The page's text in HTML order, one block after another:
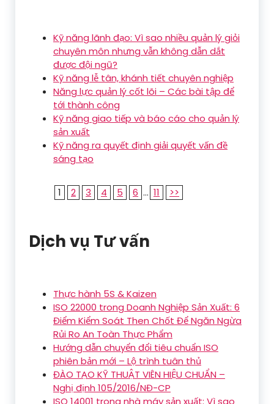
Kỹ năng lãnh đạo: Vì sao nhiều quản lý giỏi
chuyên môn nhưng vẫn không dẫn dắt
được đội ngũ?
Kỹ năng lễ tân, khánh tiết chuyên nghiệp
Năng lực quản lý cốt lõi – Các bài tập để
tới thành công
Kỹ năng giao tiếp và báo cáo cho quản lý
sản xuất
Kỹ năng ra quyết định giải quyết vấn đề
sáng tạo
1 2 3 4 5 6 ... 11 >>
Dịch vụ Tư vấn
Thực hành 5S & Kaizen
ISO 22000 trong Doanh Nghiệp Sản Xuất: 6
Điểm Kiểm Soát Then Chốt Để Ngăn Ngừa
Rủi Ro An Toàn Thực Phẩm
Hướng dẫn chuyển đổi tiêu chuẩn ISO
phiên bản mới – Lộ trình tuân thủ
ĐÀO TẠO KỸ THUẬT VIÊN HIỆU CHUẨN –
Nghị định 105/2016/NĐ-CP
ISO 14001 trong nhà máy sản xuất: Vì sao